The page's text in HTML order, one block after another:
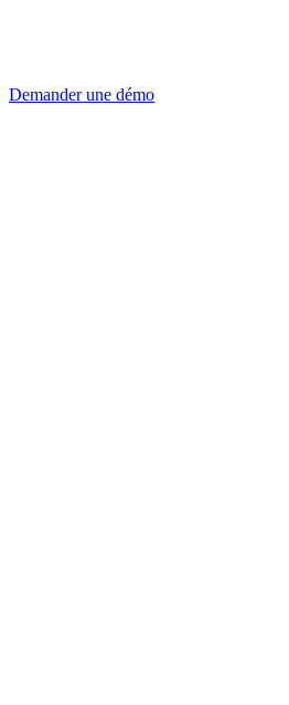
Demander une démo